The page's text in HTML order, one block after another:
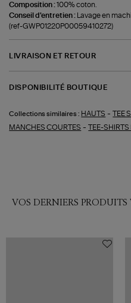
Composition :100% coton.
Conseil d'entretien :
Lavage en
(ref-GWP01220P00059410272)
LIVRAISON ET RETOUR
DISPONIBILITÉ BOUTIQUE
Collections similaires : HAUTS -TEE
MANCHES COURTES -TEE-SHIRTS
VOS DERNIERS PRODUITS